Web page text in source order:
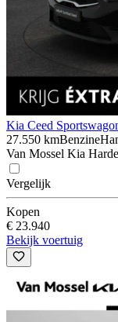
Kia Ceed
27.550 kmBenzine
Van Mossel Kia
Vergelijk
Kopen
€ 23.940
Bekijk voertuig